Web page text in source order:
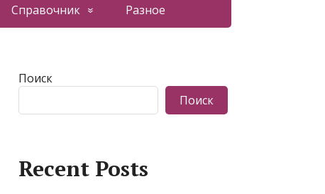
Справочник Разное
Поиск
Поиск
Recent Posts